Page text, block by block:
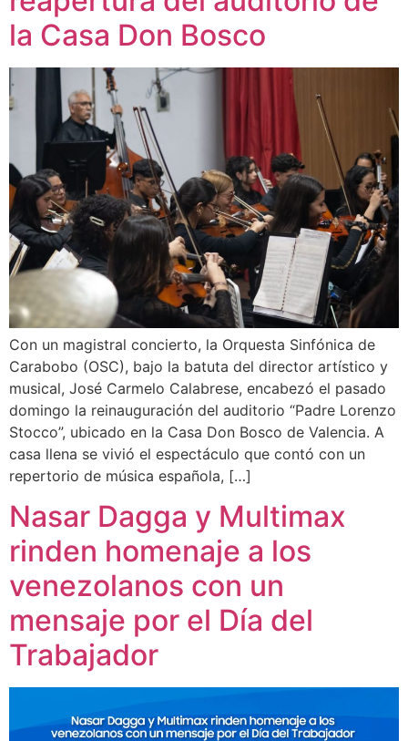
la Casa Don Bosco
Con un magistral concierto, la Orquesta Sinfónica de
Carabobo (OSC), bajo la batuta del director artístico y
musical, José Carmelo Calabrese, encabezó el pasado
domingo la reinauguración del auditorio “Padre Lorenzo
Stocco”, ubicado en la Casa Don Bosco de Valencia. A
casa llena se vivió el espectáculo que contó con un
repertorio de música española, […]
Nasar Dagga y Multimax
rinden homenaje a los
venezolanos con un
mensaje por el Día del
Trabajador